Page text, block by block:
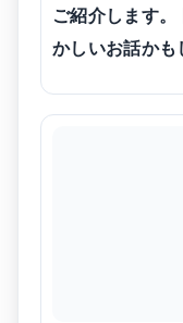
ご紹介します
かしいお話か